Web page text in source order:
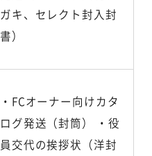
ガキ、セレクト封入封
書）
・FCオーナー向けカタ
ログ発送（封筒） ・役
員交代の挨拶状（洋封